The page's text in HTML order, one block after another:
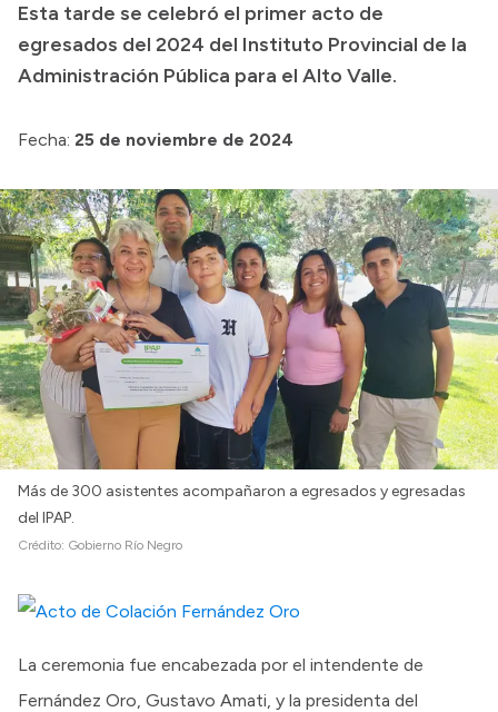
Boletín Oficial
Compras y licitaciones
Consulta de pago a proveedores
Intranet
Login
Esta tarde se celebró el primer acto de
egresados del 2024 del Instituto Provincial de la
Administración Pública para el Alto Valle.
Fecha: 25 de noviembre de 2024
Más de 300 asistentes acompañaron a egresados y egresadas
del IPAP.
Crédito: Gobierno Río Negro
La ceremonia fue encabezada por el intendente de
Fernández Oro, Gustavo Amati, y la presidenta del